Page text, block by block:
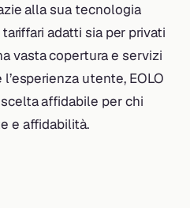
alla sua tecnologia
adatti sia per privati
vasta copertura e servizi
utente, EOLO
affidabile per chi
e affidabilità.